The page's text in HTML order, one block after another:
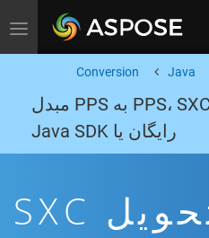
Toggle navigation
Java
Conversion
تبدیل اکسل بهPPS، SXC به PPS مبدل
رایگان یا Java SDK
تطبيق تحويل SXC